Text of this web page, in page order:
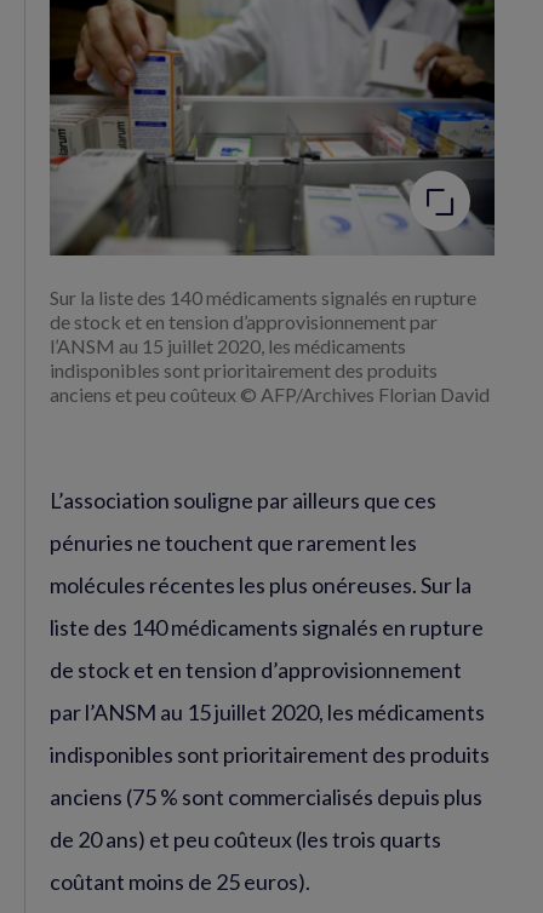
l'image
Sur la liste des 140 médicaments signalés en rupture
de stock et en tension d’approvisionnement par
l’ANSM au 15 juillet 2020, les médicaments
indisponibles sont prioritairement des produits
anciens et peu coûteux © AFP/Archives Florian David
L’association souligne par ailleurs que ces
pénuries ne touchent que rarement les
molécules récentes les plus onéreuses. Sur la
liste des 140 médicaments signalés en rupture
de stock et en tension d’approvisionnement
par l’ANSM au 15 juillet 2020, les médicaments
indisponibles sont prioritairement des produits
anciens (75 % sont commercialisés depuis plus
de 20 ans) et peu coûteux (les trois quarts
coûtant moins de 25 euros).